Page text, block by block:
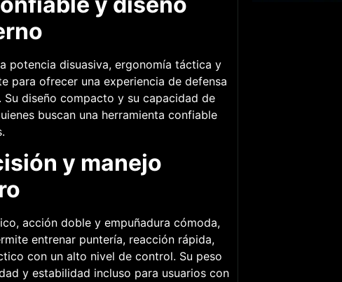
potencia disuasiva, ergonomía táctica y
para ofrecer una experiencia de defensa
Su diseño compacto y su capacidad de
buscan una herramienta confiable
y manejo
acción doble y empuñadura cómoda,
entrenar puntería, reacción rápida,
con un alto nivel de control. Su peso
y estabilidad incluso para usuarios con